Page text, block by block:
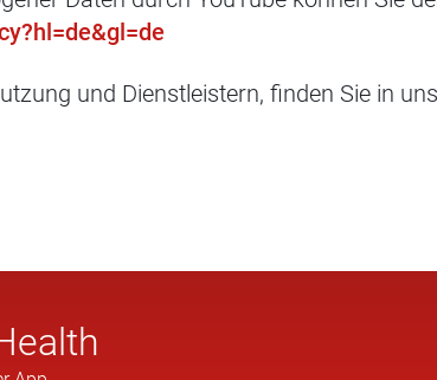
und Dienstleistern, finden Sie in